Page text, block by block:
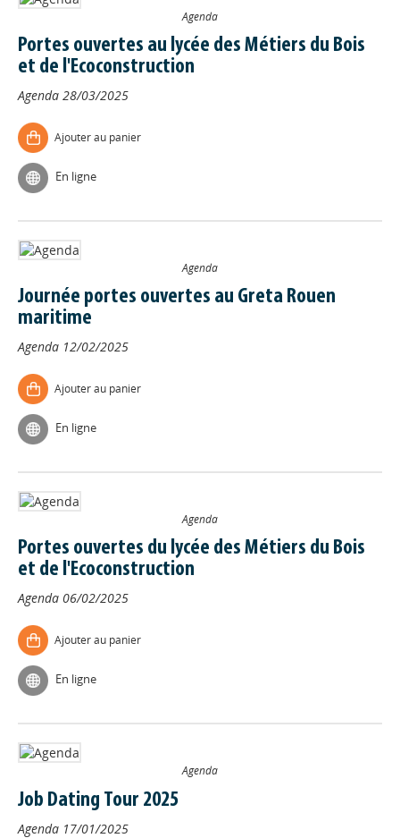
Agenda
Portes ouvertes au lycée des Métiers du Bois
et de l'Ecoconstruction
Agenda 28/03/2025
Ajouter au panier
En ligne
Agenda
Journée portes ouvertes au Greta Rouen
maritime
Agenda 12/02/2025
Ajouter au panier
En ligne
Agenda
Portes ouvertes du lycée des Métiers du Bois
et de l'Ecoconstruction
Agenda 06/02/2025
Ajouter au panier
En ligne
Agenda
Job Dating Tour 2025
Agenda 17/01/2025